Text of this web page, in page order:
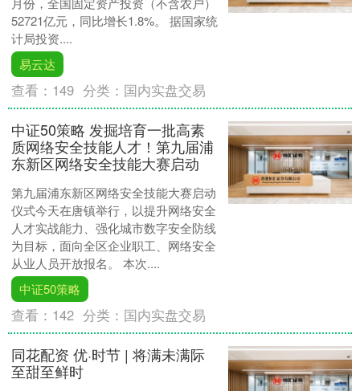
52721亿元，同比增长1.8%。 据国家统
计局投资....
易云达
查看： 149 分类： 国内实盘交易
中证50策略 发掘培育一批高素
质网络安全技能人才！第九届浦
东新区网络安全技能大赛启动
第九届浦东新区网络安全技能大赛启动
仪式今天在唐镇举行，以提升网络安全
人才实战能力、强化城市数字安全防线
为目标，面向全区企业职工、网络安全
从业人员开放报名。 本次....
中证50策略
查看： 142 分类： 国内实盘交易
同花配资 优·时节 | 将满未满际
至甜至鲜时